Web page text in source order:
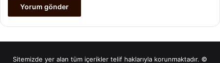
Sitemizde yer alan tüm içerikler telif haklarıyla korunmaktadır. ©